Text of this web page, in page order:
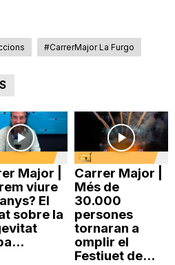
#CarrerMajor La Furgo
Major |
viure
El
sobre la
Carrer Major |
Més de
30.000
persones
tornaran a
omplir el
Festiuet de...